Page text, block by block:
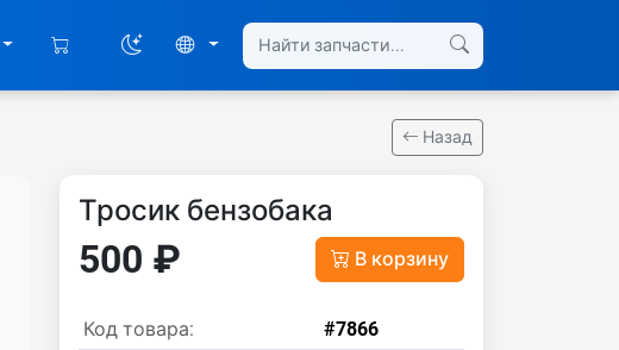
Назад
Тросик бензобака
500 ₽ В корзину
Код товара:
#7866